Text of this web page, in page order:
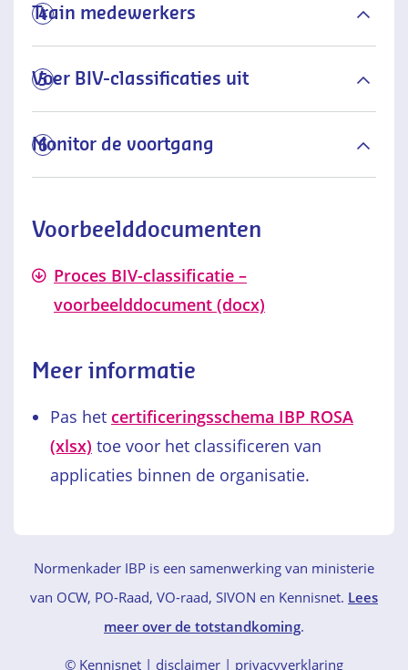
4
Train medewerkers
5
Voer BIV-classificaties uit
6
Monitor de voortgang
Voorbeelddocumenten
Proces BIV-classificatie –
voorbeelddocument (docx)
Meer informatie
Pas het certificeringsschema IBP ROSA
(xlsx) toe voor het classificeren van
applicaties binnen de organisatie.
Normenkader IBP is een samenwerking van ministerie
van OCW, PO-Raad, VO-raad, SIVON en Kennisnet. Lees
meer over de totstandkoming.
© Kennisnet disclaimer | privacyverklaring